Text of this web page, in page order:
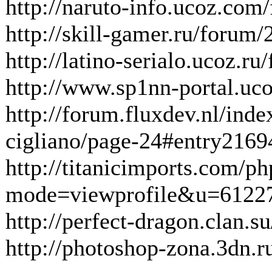
http://naruto-
http://skill-gamer.ru/forum/
http://latino-
http://www.sp1nn-
http://forum.fluxdev.nl/
cigliano/page-
http://titanicimports.com/
http://perfect-
http://photoshop-